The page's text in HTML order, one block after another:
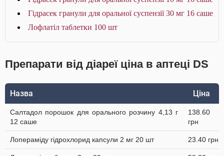
Гідрасек гранули для оральної суспензії 30 мг 16 саше
Лофлатіл таблетки 100 шт
Препарати від діареї ціна в аптеці DS
Назва Ціна
Салтадол порошок для орального розчину 4,13 г
12 саше
138.60
грн
Лопераміду гідрохлорид капсули 2 мг 20 шт 23.40 грн